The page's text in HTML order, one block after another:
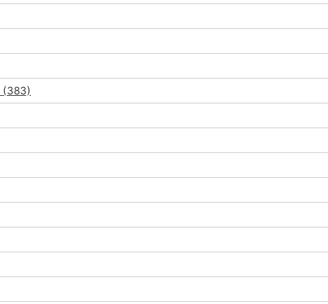
(383)